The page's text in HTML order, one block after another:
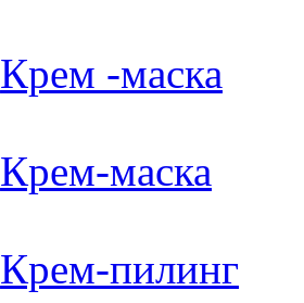
Крем -маска
Крем-маска
Крем-пилинг